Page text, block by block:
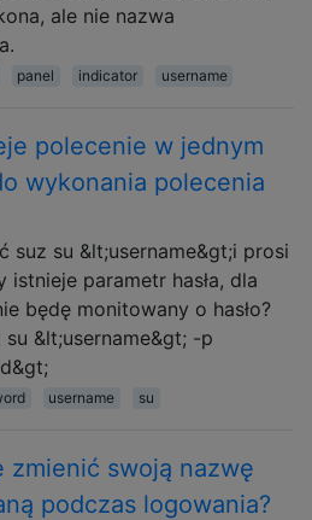
ale nie nazwa
panel indicator username
polecenie w jednym
wykonania polecenia
suz su &lt;username&gt;i prosi
istnieje parametr hasła, dla
będę monitowany o hasło?
su &lt;username&gt; -p
username su
zmienić swoją nazwę
podczas logowania?